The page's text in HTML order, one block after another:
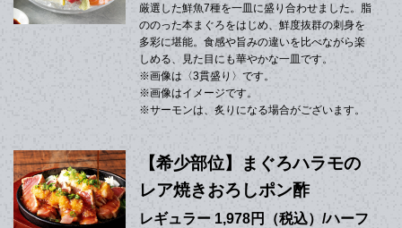
厳選した鮮魚7種を一皿に盛り合わせました。脂
ののった本まぐろをはじめ、鮮度抜群の刺身を
多彩に堪能。食感や旨みの違いを比べながら楽
しめる、見た目にも華やかな一皿です。
※画像は〈3貫盛り〉です。
※画像はイメージです。
※サーモンは、炙りになる場合がございます。
【希少部位】まぐろハラモの
レア焼きおろしポン酢
レギュラー 1,978円（税込）/ハーフ